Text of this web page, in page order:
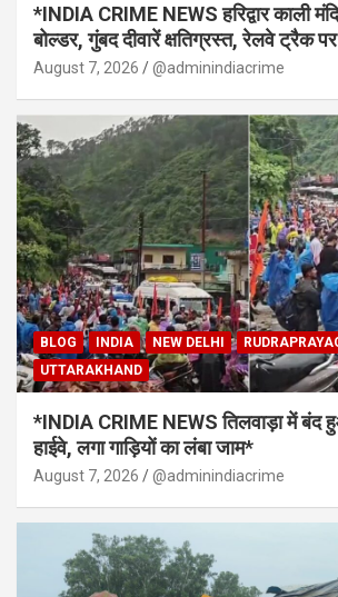
*INDIA CRIME NEWS हरिद्वार काली
बोल्डर, गुंबद दीवारें क्षतिग्रस्त, रेलवे ट्रैक
August 7, 2026 @adminindiacrime
BLOG INDIA NEW DELHI
UTTARAKHAND
*INDIA CRIME NEWS तिलवाड़ा में बंद
हाईवे, लगा गाड़ियों का लंबा जाम*
August 7, 2026 @adminindiacrime